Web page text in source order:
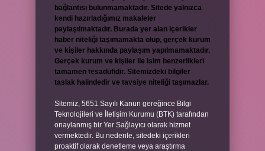
bağlantısı bulunmamaktadır. Sitede yalnızca
kendi hazırladığımız makaleler
paylaşılmaktadır. Burada yer alan içerikler
haber niteliği taşımamakta olup, gerçek kurum
ve kişiler hakkında paylaşım yapılmamaktadır.
Gerçek kurum ve kişiler ile isim benzerlikleri
tamamen tesadüfidir. Sitemizdeki bilgiler
taslak halindedir ve tavsiye niteliği taşımazlar.
Sitemiz, 5651 Sayılı Kanun gereğince Bilgi
Teknolojileri ve İletişim Kurumu (BTK) tarafından
onaylanmış bir Yer Sağlayıcı olarak hizmet
vermektedir. Bu nedenle, sitedeki içerikleri
proaktif olarak denetleme veya araştırma